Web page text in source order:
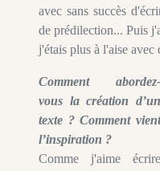
avec sans succès
de prédilection... Puis
j'étais plus à l'aise avec
Comment abordez-
vous la création d’un
texte ? Comment vient
l’inspiration ?
Comme j'aime écrire